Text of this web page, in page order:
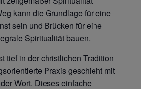
kann die Grundlage für eine
sein und Brücken für eine
Spiritualität bauen.
tief in der christlichen Tradition
Praxis geschieht mit
Wort. Dieses einfache